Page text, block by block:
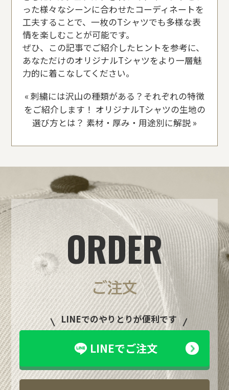
った様々なシーンに合わせたコーディネートを
工夫することで、一枚のTシャツでも多様な表
情を楽しむことが可能です。
ぜひ、この記事でご紹介したヒントを参考に、
あなただけのオリジナルTシャツをより一層魅
力的に着こなしてください。
« 刺繍には沢山の種類がある？それぞれの特徴
をご紹介します！ オリジナルTシャツの生地の
選び方とは？ 素材・厚み・用途別に解説 »
ORDER
ご注文
LINEでのやりとりが便利です
LINEでご注文